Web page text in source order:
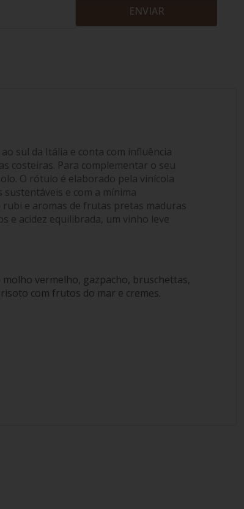
ENVIAR
sul da Itália e conta com influência
costeiras. Para complementar o seu
O rótulo é elaborado pela vinícola
e com a mínima
e aromas de frutas pretas maduras
e acidez equilibrada, um vinho leve
vermelho, gazpacho, bruschettas,
com frutos do mar e cremes.